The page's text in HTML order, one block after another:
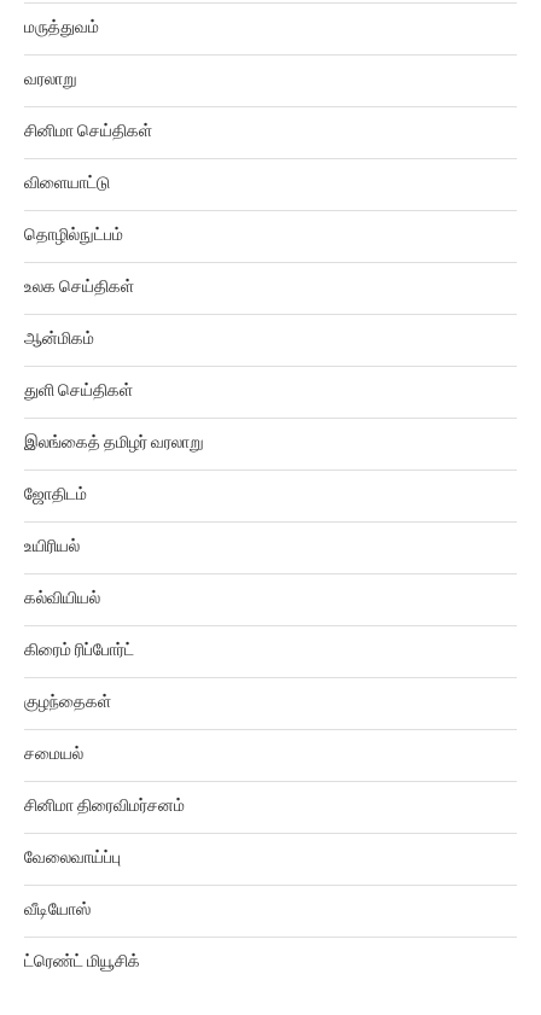
மருத்துவம்
வரலாறு
சினிமா செய்திகள்
விளையாட்டு
தொழில்நுட்பம்
உலக செய்திகள்
ஆன்மிகம்
துளி செய்திகள்
இலங்கைத் தமிழர் வரலாறு
ஜோதிடம்
உயிரியல்
கல்வியியல்
கிரைம் ரிப்போர்ட்
குழந்தைகள்
சமையல்
சினிமா திரைவிமர்சனம்
வேலைவாய்ப்பு
வீடியோஸ்
ட்ரெண்ட் மியூசிக்